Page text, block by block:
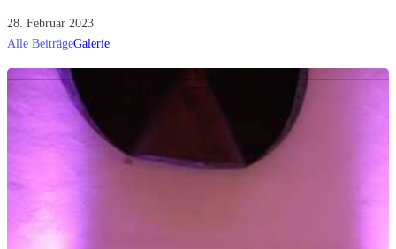
28. Februar 2023
Alle BeiträgeGalerie